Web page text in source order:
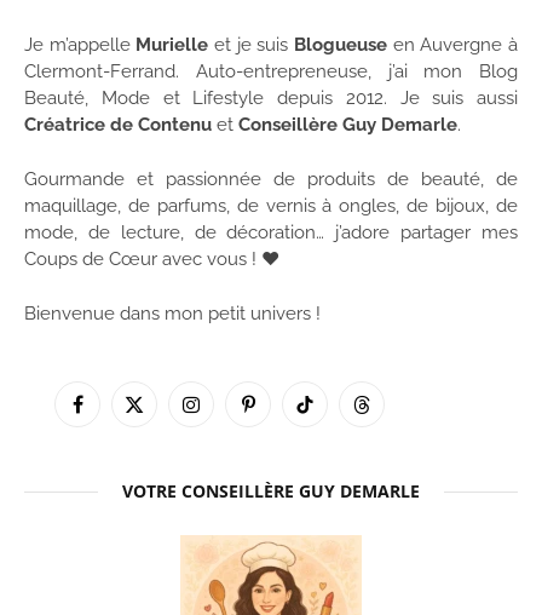
Je m’appelle Murielle et je suis Blogueuse en Auvergne à
Clermont-Ferrand. Auto-entrepreneuse, j’ai mon Blog
Beauté, Mode et Lifestyle depuis 2012. Je suis aussi
Créatrice de Contenu et Conseillère Guy Demarle.
Gourmande et passionnée de produits de beauté, de
maquillage, de parfums, de vernis à ongles, de bijoux, de
mode, de lecture, de décoration… j’adore partager mes
Coups de Cœur avec vous ! ♥
Bienvenue dans mon petit univers !
Facebook
X
InstagramPinterestTikTok Threads
VOTRE CONSEILLÈRE GUY DEMARLE